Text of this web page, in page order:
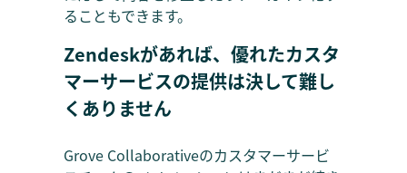
ることもできます。
Zendeskがあれば、優れたカスタ
マーサービスの提供は決して難し
くありません
Grove Collaborativeのカスタマーサービ